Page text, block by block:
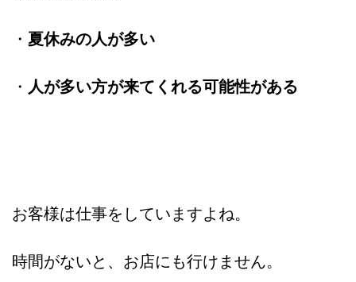
・ 夏休みの人が多い
・ 人が多い方が来てくれる可能性がある
お客様は仕事をしていますよね。
時間がないと、お店にも行けません。